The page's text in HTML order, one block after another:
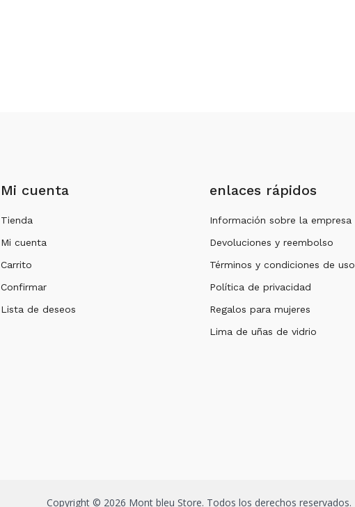
Mi cuenta
Tienda
Mi cuenta
Carrito
Confirmar
Lista de deseos
enlaces rápidos
Información sobre la empresa
Devoluciones y reembolso
Términos y condiciones de uso
Política de privacidad
Regalos para mujeres
Lima de uñas de vidrio
Copyright © 2026 Mont bleu Store. Todos los derechos reservados.